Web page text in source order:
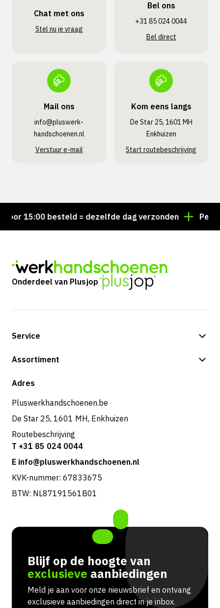
Chat met ons
Stel nu je vraag
Bel ons
+31 85 024 0044
Bel direct
Mail ons
info@pluswerk­
handschoenen.nl
Verstuur e-mail
Kom eens langs
De Star 25, 1601 MH
Enkhuizen
Start routebeschrijving
15:00 besteld = dezelfde dag verzonden
Onderdeel van Plusjop
Service
Betalingsmogelijkheden
Retouren & service
Assortiment
Shop
Adres
Pluswerkhandschoenen.be
De Star 25, 1601 MH, Enkhuizen
Routebeschrijving
T +31 85 024 0044
E info@pluswerkhandschoenen.nl
KVK-nummer: 67833675
BTW: NL87191561B01
Blijf op de hoogte van
exclusieve aanbiedingen
Meld je aan voor onze nieuwsbrief en ontvang
exclusieve aanbiedingen direct in je inbox.